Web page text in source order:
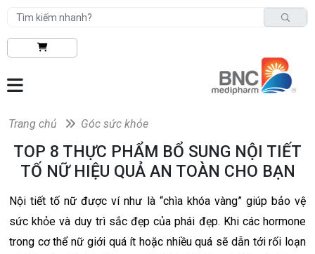
Trang chủ Góc sức khỏe
TOP 8 THỰC PHẨM BỔ SUNG NỘI TIẾT
TỐ NỮ HIỆU QUẢ AN TOÀN CHO BẠN
Nội tiết tố nữ được ví như là “chìa khóa vàng” giúp bảo vệ
sức khỏe và duy trì sắc đẹp của phái đẹp. Khi các hormone
trong cơ thể nữ giới quá ít hoặc nhiều quá sẽ dẫn tới rối loạn